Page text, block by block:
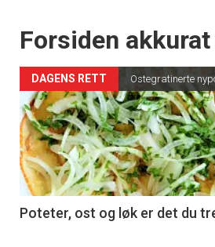
Forsiden akkurat
DAGENS RETT Ostegratinerte
Poteter, ost og løk er det du